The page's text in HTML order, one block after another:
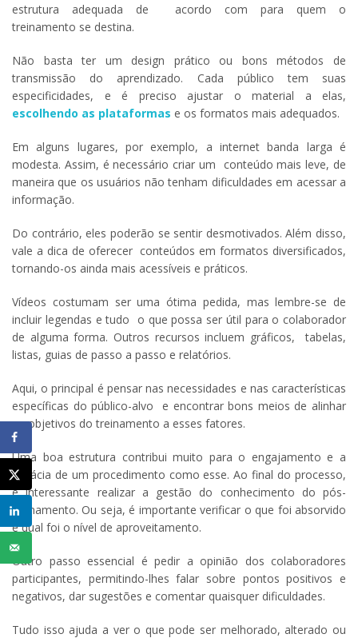
estrutura adequada de acordo com para quem o
treinamento se destina.
Não basta ter um design prático ou bons métodos de
transmissão do aprendizado. Cada público tem suas
especificidades, e é preciso ajustar o material a elas,
escolhendo as plataformas e os formatos mais adequados.
Em alguns lugares, por exemplo, a internet banda larga é
modesta. Assim, é necessário criar um conteúdo mais leve, de
maneira que os usuários não tenham dificuldades em acessar a
informação.
Do contrário, eles poderão se sentir desmotivados. Além disso,
vale a dica de oferecer conteúdos em formatos diversificados,
tornando-os ainda mais acessíveis e práticos.
Vídeos costumam ser uma ótima pedida, mas lembre-se de
incluir legendas e tudo o que possa ser útil para o colaborador
de alguma forma. Outros recursos incluem gráficos, tabelas,
listas, guias de passo a passo e relatórios.
Aqui, o principal é pensar nas necessidades e nas características
específicas do público-alvo e encontrar bons meios de alinhar
os objetivos do treinamento a esses fatores.
Uma boa estrutura contribui muito para o engajamento e a
eficácia de um procedimento como esse. Ao final do processo,
é interessante realizar a gestão do conhecimento do pós-
treinamento. Ou seja, é importante verificar o que foi absorvido
e qual foi o nível de aproveitamento.
Outro passo essencial é pedir a opinião dos colaboradores
participantes, permitindo-lhes falar sobre pontos positivos e
negativos, dar sugestões e comentar quaisquer dificuldades.
Tudo isso ajuda a ver o que pode ser melhorado, alterado ou